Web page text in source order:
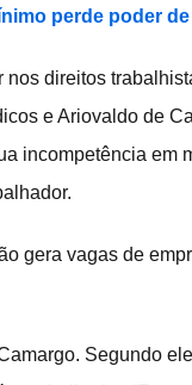
perde poder
direitos
e Ariovaldo de
incompetência em
gera vagas de
Segundo